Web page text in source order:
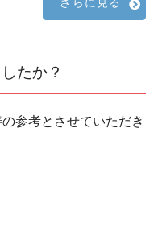
たか？
参考とさせていただき